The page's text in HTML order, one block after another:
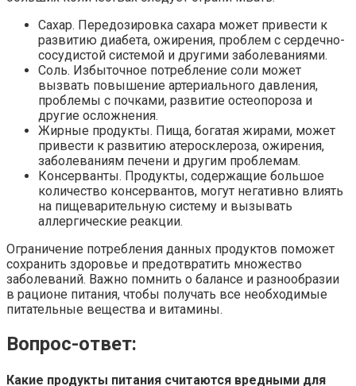
Сахар. Передозировка сахара может привести к
развитию диабета, ожирения, проблем с сердечно-
сосудистой системой и другими заболеваниями.
Соль. Избыточное потребление соли может
вызвать повышение артериального давления,
проблемы с почками, развитие остеопороза и
другие осложнения.
Жирные продукты. Пища, богатая жирами, может
привести к развитию атеросклероза, ожирения,
заболеваниям печени и другим проблемам.
Консерванты. Продукты, содержащие большое
количество консервантов, могут негативно влиять
на пищеварительную систему и вызывать
аллергические реакции.
Ограничение потребления данных продуктов поможет
сохранить здоровье и предотвратить множество
заболеваний. Важно помнить о балансе и разнообразии
в рационе питания, чтобы получать все необходимые
питательные вещества и витамины.
Вопрос-ответ:
Какие продукты питания считаются вредными для